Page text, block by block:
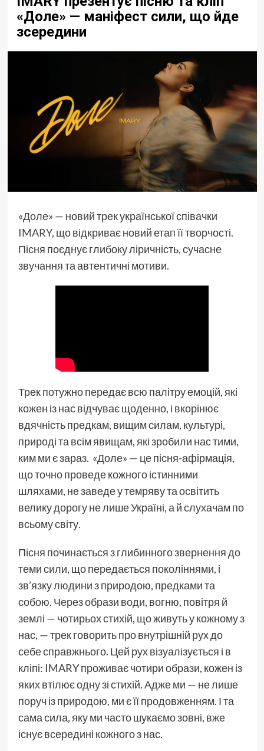
«Доле» — маніфест сили, що йде
зсередини
«Доле» — новий трек української співачки
IMARY, що відкриває новий етап її творчості.
Пісня поєднує глибоку ліричність, сучасне
звучання та автентичні мотиви.
Трек потужно передає всю палітру емоцій, які
кожен із нас відчуває щоденно, і вкорінює
вдячність предкам, вищим силам, культурі,
природі та всім явищам, які зробили нас тими,
ким ми є зараз. «Доле» — це пісня-афірмація,
що точно проведе кожного істинними
шляхами, не заведе у темряву та освітить
велику дорогу не лише Україні, а й слухачам по
всьому світу.
Пісня починається з глибинного звернення до
теми сили, що передається поколіннями, і
зв’язку людини з природою, предками та
собою. Через образи води, вогню, повітря й
землі — чотирьох стихій, що живуть у кожному з
нас, — трек говорить про внутрішній рух до
себе справжнього. Цей рух візуалізується і в
кліпі: IMARY проживає чотири образи, кожен із
яких втілює одну зі стихій. Адже ми — не лише
поруч із природою, ми є її продовженням. І та
сама сила, яку ми часто шукаємо зовні, вже
існує всередині кожного з нас.